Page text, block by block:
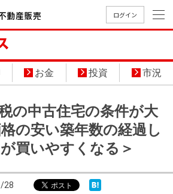
ログイン
お金 投資 市況
の中古住宅の条件が大
の安い築年数の経過し
買いやすくなる＞
28